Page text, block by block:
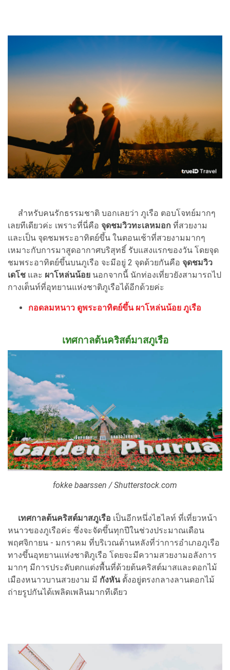
สำหรับคนรักธรรมชาติ บอกเลยว่า ภูเรือ ตอบโจทย์มากๆ
เลยทีเดียวค่ะ เพราะที่นี่คือ จุดชมวิวทะเลหมอก ที่สวยงาม
และเป็น จุดชมพระอาทิตย์ขึ้น ในตอนเช้าที่สวยงามมากๆ
เหมาะกับการมาสูดอากาศบริสุทธิ์ รับแสงแรกของวัน โดยจุด
ชมพระอาทิตย์ขึ้นบนภูเรือ จะมีอยู่ 2 จุดด้วยกันคือ จุดชมวิว
เดโช และ ผาโหล่นน้อย นอกจากนี้ นักท่องเที่ยวยังสามารถไป
กางเต็นท์ที่อุทยานแห่งชาติภูเรือได้อีกด้วยค่ะ
กอดลมหนาว ดูพระอาทิตย์ขึ้น ผาโหล่นน้อย ภูเรือ
เทศกาลต้นคริสต์มาสภูเรือ
fokke baarssen / Shutterstock.com
เทศกาลต้นคริสต์มาสภูเรือ เป็นอีกหนึ่งไฮไลท์ ที่เที่ยวหน้า
หนาวของภูเรือค่ะ ซึ่งจะจัดขึ้นทุกปีในช่วงประมาณเดือน
พฤศจิกายน - มกราคม ที่บริเวณด้านหลังที่ว่าการอำเภอภูเรือ
ทางขึ้นอุทยานแห่งชาติภูเรือ โดยจะมีความสวยงามอลังการ
มากๆ มีการประดับตกแต่งพื้นที่ด้วยต้นคริสต์มาสและดอกไม้
เมืองหนาวบานสวยงาม มี กังหันตั้งอยู่ตรงกลางลานดอกไม้
ถ่ายรูปกันได้เพลิดเพลินมากทีเดียว